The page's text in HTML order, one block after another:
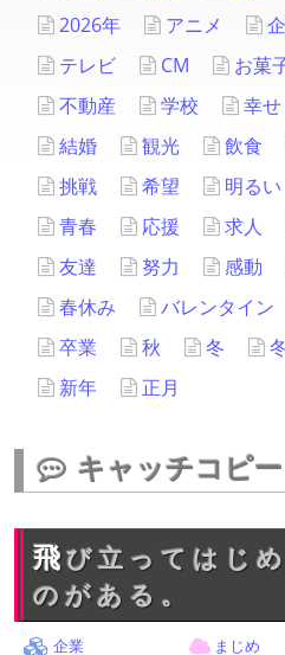
2026年
アニメ
テレビ
CM お菓
不動産
学校 幸せ
結婚
観光 飲食
挑戦
希望 明るい
青春
応援 求人
友達
努力 感動
春休み
バレンタイン
卒業
秋 冬
新年
正月
キャッチコピー
飛び立ってはじめて見えてくるも
のがある。
企業 まじめ